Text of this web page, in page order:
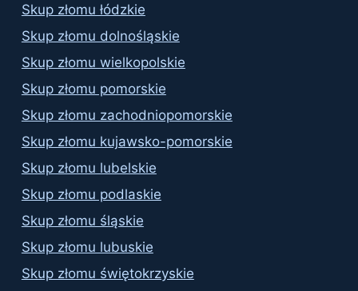
Skup złomu łódzkie
Skup złomu dolnośląskie
Skup złomu wielkopolskie
Skup złomu pomorskie
Skup złomu zachodniopomorskie
Skup złomu kujawsko-pomorskie
Skup złomu lubelskie
Skup złomu podlaskie
Skup złomu śląskie
Skup złomu lubuskie
Skup złomu świętokrzyskie